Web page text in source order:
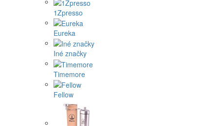
1Zpresso
Eureka
Iné značky
Timemore
Fellow